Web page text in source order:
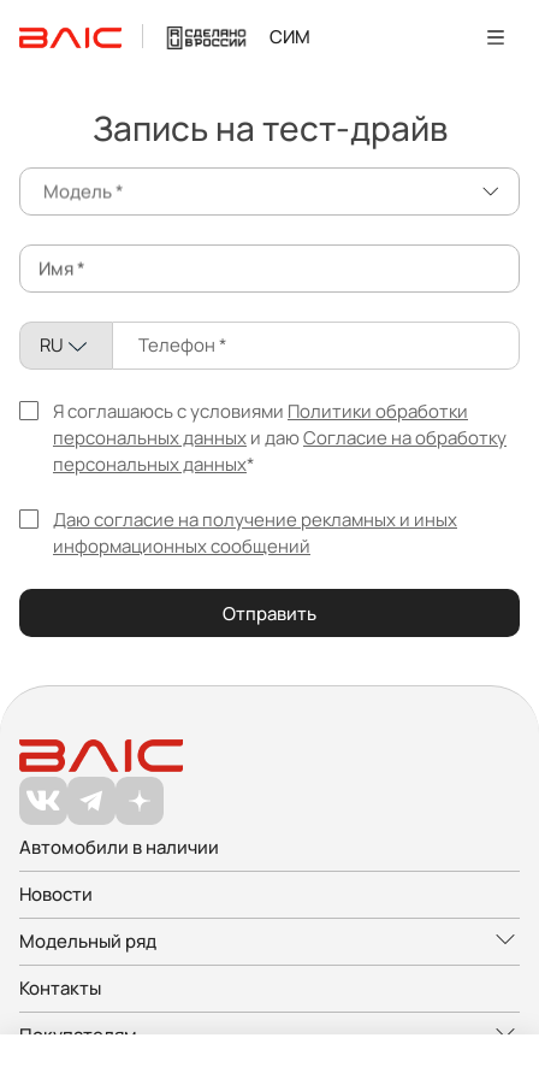
СИМ
Запись на тест-драйв
Модель
Имя
RU Телефон
Я соглашаюсь с условиями Политики обработки
персональных данныхи даюСогласие на обработку
персональных данных
Даю согласие на получение рекламных и иных
информационных сообщений
Отправить
Автомобили в наличии
Новости
Модельный ряд
Контакты
Покупателям